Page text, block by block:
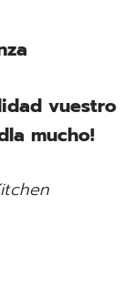
vuestro
mucho!